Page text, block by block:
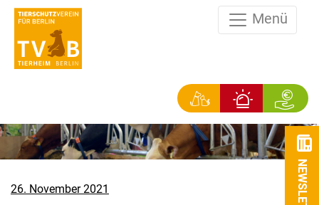
Menü
Veröffentlicht
26. November 2021